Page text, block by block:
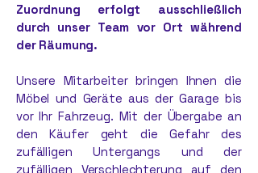
Zuordnung erfolgt ausschließlich
durch unser Team vor Ort während
der Räumung.
Unsere Mitarbeiter bringen Ihnen die
Möbel und Geräte aus der Garage bis
vor Ihr Fahrzeug. Mit der Übergabe an
den Käufer geht die Gefahr des
zufälligen Untergangs und der
zufälligen Verschlechterung auf den